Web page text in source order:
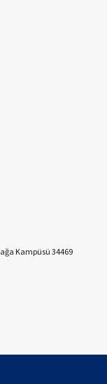
Kampüsü 34469